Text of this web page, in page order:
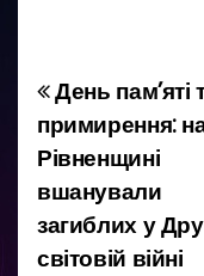
Н
а
в
і
День пам’яті
примирення:
Рівненщині
вшанували
загиблих у
світовій війні